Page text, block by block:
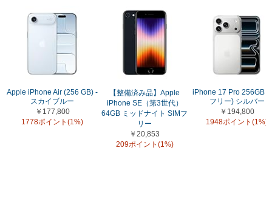
Apple iPhone Air (256 GB) -
スカイブルー
￥177,800
1778ポイント(1%)
【整備済み品】Apple
iPhone SE（第3世代）
64GB ミッドナイト SIMフ
リー
￥20,853
209ポイント(1%)
iPhone 17 Pro 256GB
フリー) シルバー
￥194,800
1948ポイント(1%)